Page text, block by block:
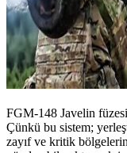
FGM-148 Javelin
Çünkü bu sistem;
zayıf ve kritik